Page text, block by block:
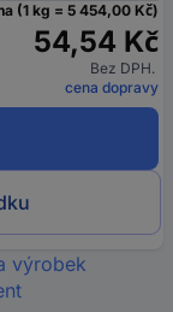
(1 kg = 5 454,00 Kč)
54,54 Kč
Bez DPH.
cena dopravy
výrobek